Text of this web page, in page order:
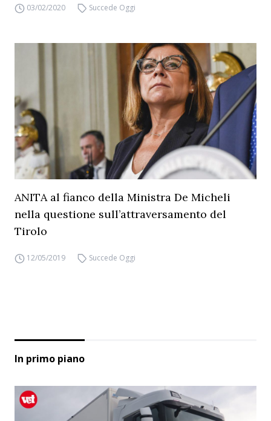
03/02/2020 Succede Oggi
ANITA al fianco della Ministra De Micheli
nella questione sull’attraversamento del
Tirolo
12/05/2019 Succede Oggi
In primo piano